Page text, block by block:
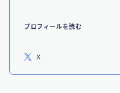
プロフィールを読む
X